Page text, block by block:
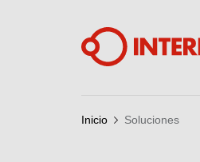
Inicio Soluciones